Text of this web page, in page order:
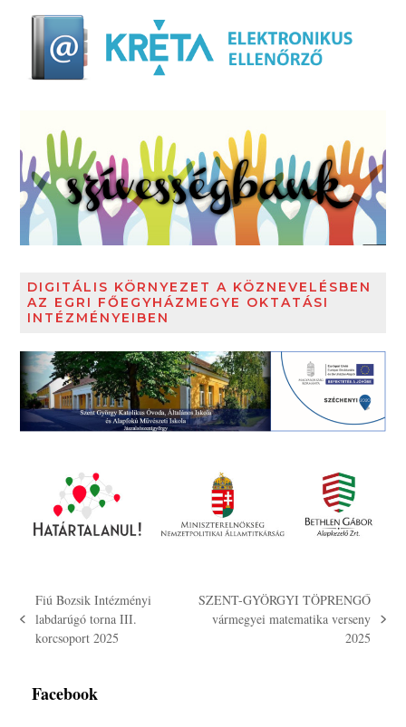
DIGITÁLIS KÖRNYEZET A KÖZNEVELÉSBEN
AZ EGRI FŐEGYHÁZMEGYE OKTATÁSI
INTÉZMÉNYEIBEN
previous
post:
Fiú Bozsik Intézményi
labdarúgó torna III.
korcsoport 2025
next
SZENT-GYÖRGYI TÖPRENGŐ
vármegyei matematika verseny
2025
Facebook